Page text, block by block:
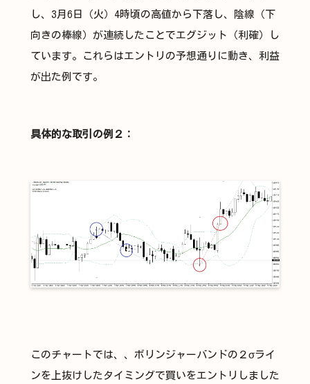
し、3月6日（火）4時頃の高値から下落し、陰線（下
向きの棒線）が連続したことでエグジット（利確）し
ています。これらはエントリの予想通りに動き、利益
が出た例です。
具体的な取引の例２：
このチャートでは、、ボリンジャーバンドの２σライ
ンを上抜けしたタイミングで買いをエントリしました